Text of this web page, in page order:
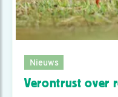
Nieuws
Verontrust over